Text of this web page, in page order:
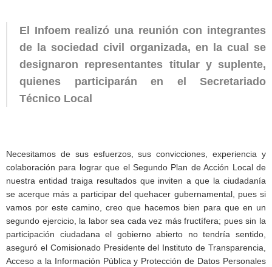
El Infoem realizó una reunión con integrantes
de la sociedad civil organizada, en la cual se
designaron representantes titular y suplente,
quienes participarán en el Secretariado
Técnico Local
Necesitamos de sus esfuerzos, sus convicciones, experiencia y
colaboración para lograr que el Segundo Plan de Acción Local de
nuestra entidad traiga resultados que inviten a que la ciudadanía
se acerque más a participar del quehacer gubernamental, pues si
vamos por este camino, creo que hacemos bien para que en un
segundo ejercicio, la labor sea cada vez más fructífera; pues sin la
participación ciudadana el gobierno abierto no tendría sentido,
aseguró el Comisionado Presidente del Instituto de Transparencia,
Acceso a la Información Pública y Protección de Datos Personales